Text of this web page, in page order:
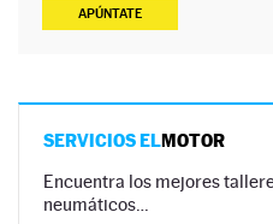
APÚNTATE
SERVICIOS ELMOTOR
Encuentra los mejores
neumáticos…